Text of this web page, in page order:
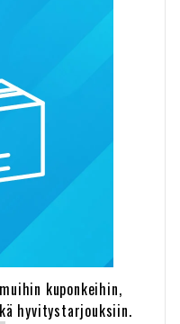
kuponkeihin,
hyvitystarjouksiin.